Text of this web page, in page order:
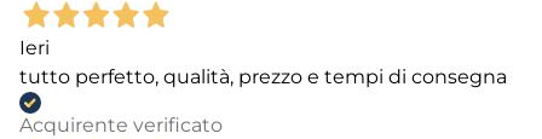
Ieri
tutto perfetto, qualità, prezzo e tempi di consegna
Acquirente verificato